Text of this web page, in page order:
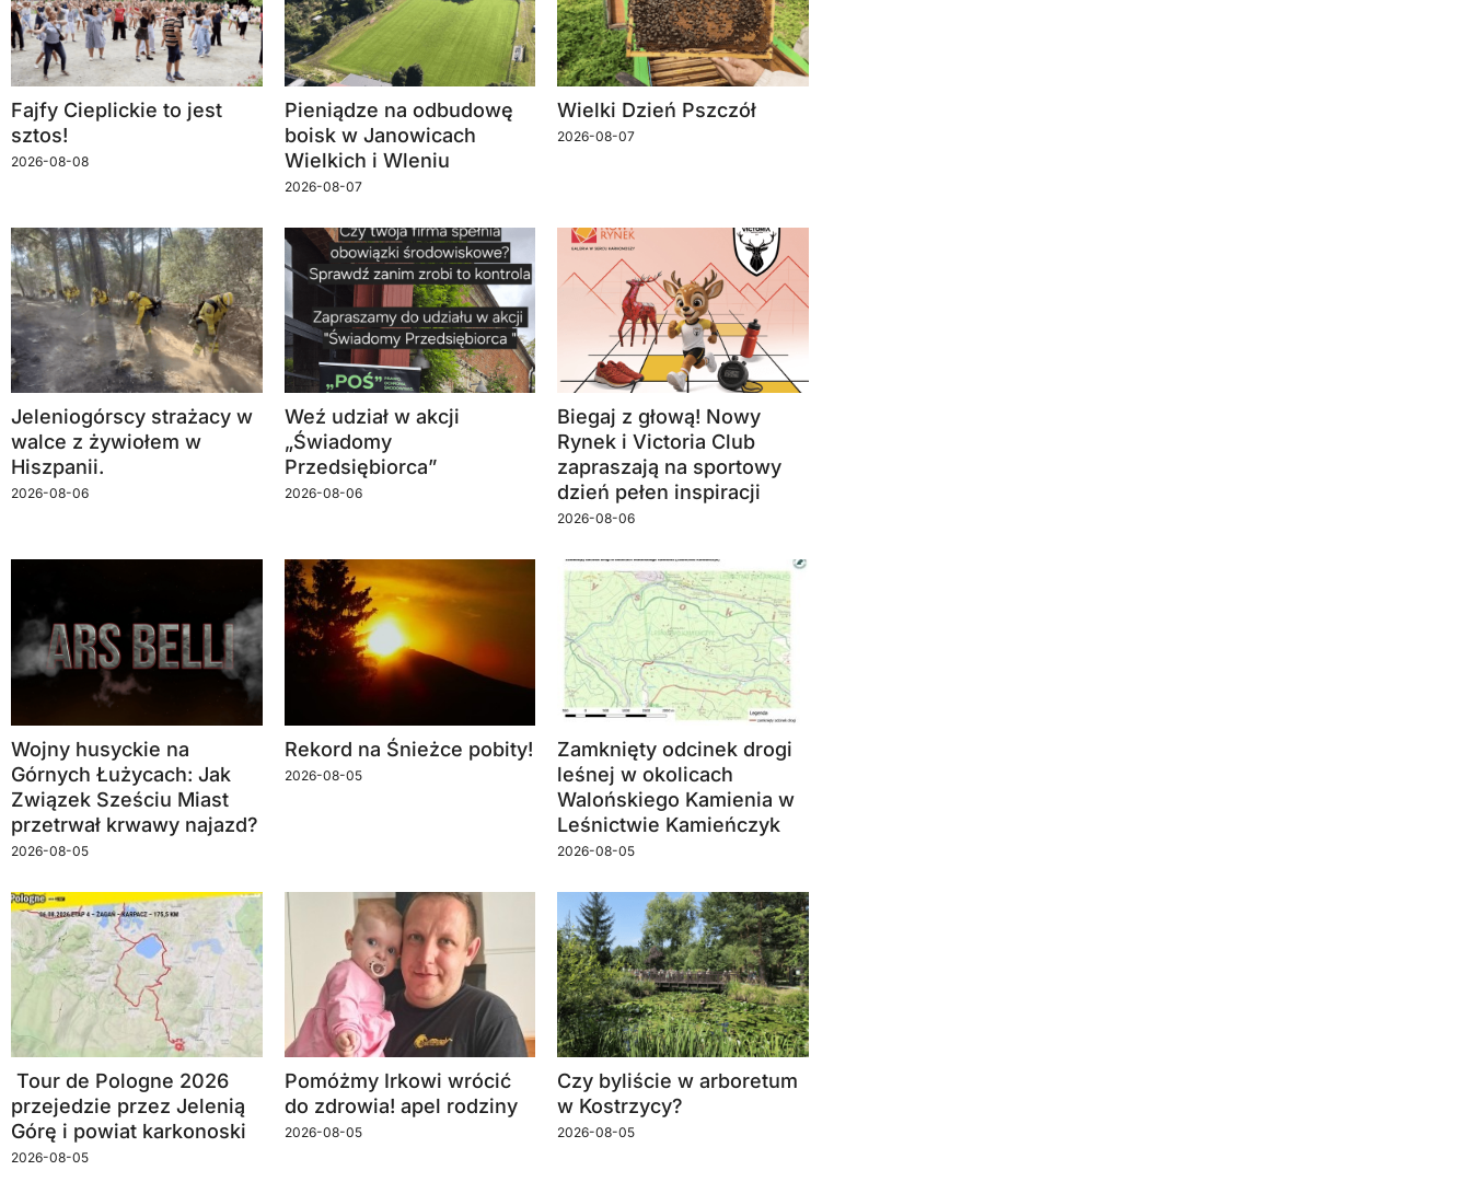
Fajfy Cieplickie to jest
sztos!
2026-08-08
Pieniądze na odbudowę
boisk w Janowicach
Wielkich i Wleniu
2026-08-07
Wielki Dzień Pszczół
2026-08-07
Jeleniogórscy strażacy w
walce z żywiołem w
Hiszpanii.
2026-08-06
Weź udział w akcji
„Świadomy
Przedsiębiorca”
2026-08-06
Biegaj z głową! Nowy
Rynek i Victoria Club
zapraszają na sportowy
dzień pełen inspiracji
2026-08-06
Wojny husyckie na
Górnych Łużycach: Jak
Związek Sześciu Miast
przetrwał krwawy najazd?
2026-08-05
Rekord na Śnieżce pobity!
2026-08-05
Zamknięty odcinek drogi
leśnej w okolicach
Walońskiego Kamienia w
Leśnictwie Kamieńczyk
2026-08-05
Tour de Pologne 2026
przejedzie przez Jelenią
Górę i powiat karkonoski
2026-08-05
Pomóżmy Irkowi wrócić
do zdrowia! apel rodziny
2026-08-05
Czy byliście w arboretum
w Kostrzycy?
2026-08-05